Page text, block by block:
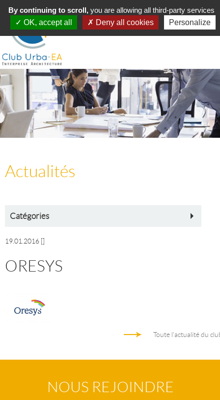
Toggle
navigation
MENU
Actualités
Catégories
19.01.2016
ORESYS
Toute l'actualité du
NOUS REJOINDRE
By continuing to scroll,you are allowing all third-party services
OK, accept all
Deny all cookies Personalize